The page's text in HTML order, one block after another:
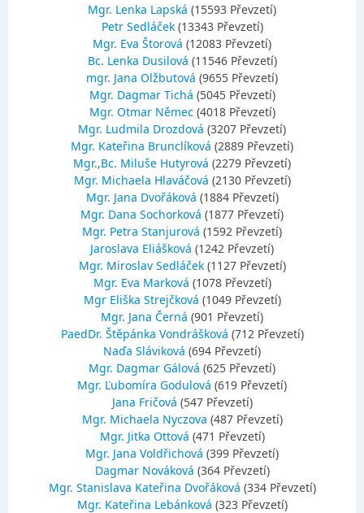
Mgr. Lenka Lapská (15593 Převzetí)
Petr Sedláček (13343 Převzetí)
Mgr. Eva Štorová (12083 Převzetí)
Bc. Lenka Dusilová (11546 Převzetí)
mgr. Jana Olžbutová (9655 Převzetí)
Mgr. Dagmar Tichá (5045 Převzetí)
Mgr. Otmar Němec (4018 Převzetí)
Mgr. Ludmila Drozdová (3207 Převzetí)
Mgr. Kateřina Brunclíková (2889 Převzetí)
Mgr.,Bc. Miluše Hutyrová (2279 Převzetí)
Mgr. Michaela Hlaváčová (2130 Převzetí)
Mgr. Jana Dvořáková (1884 Převzetí)
Mgr. Dana Sochorková (1877 Převzetí)
Mgr. Petra Stanjurová (1592 Převzetí)
Jaroslava Eliášková (1242 Převzetí)
Mgr. Miroslav Sedláček (1127 Převzetí)
Mgr. Eva Marková (1078 Převzetí)
Mgr Eliška Strejčková (1049 Převzetí)
Mgr. Jana Černá (901 Převzetí)
PaedDr. Štěpánka Vondrášková (712 Převzetí)
Naďa Sláviková (694 Převzetí)
Mgr. Dagmar Gálová (625 Převzetí)
Mgr. Ľubomíra Godulová (619 Převzetí)
Jana Fričová (547 Převzetí)
Mgr. Michaela Nyczova (487 Převzetí)
Mgr. Jitka Ottová (471 Převzetí)
Mgr. Jana Voldřichová (399 Převzetí)
Dagmar Nováková (364 Převzetí)
Mgr. Stanislava Kateřina Dvořáková (334 Převzetí)
Mgr. Kateřina Lebánková (323 Převzetí)